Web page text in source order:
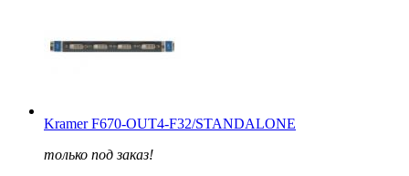
Kramer F670-OUT4-F32/STANDALONE
только под заказ!